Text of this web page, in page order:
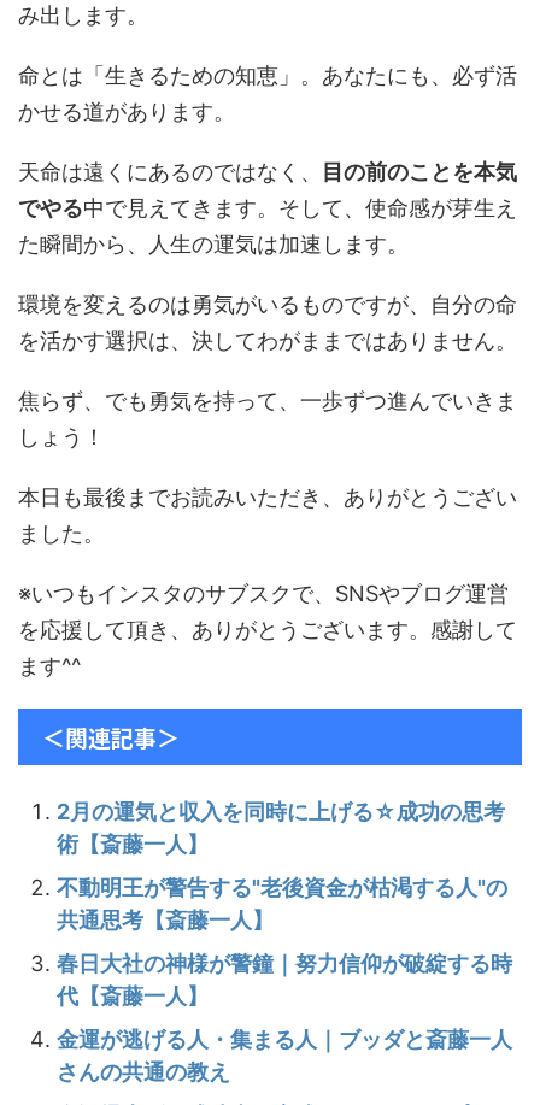
み出します。
命とは「生きるための知恵」。あなたにも、必ず活
かせる道があります。
天命は遠くにあるのではなく、
目の前のことを本気
でやる中で見えてきます。そして、使命感が芽生え
た瞬間から、人生の運気は加速します。
環境を変えるのは勇気がいるものですが、自分の命
を活かす選択は、決してわがままではありません。
焦らず、でも勇気を持って、一歩ずつ進んでいきま
しょう！
本日も最後までお読みいただき、ありがとうござい
ました。
※いつもインスタのサブスクで、SNSやブログ運営
を応援して頂き、ありがとうございます。感謝して
ます^^
＜関連記事＞
2月の運気と収入を同時に上げる☆成功の思考
術【斎藤一人】
不動明王が警告する"老後資金が枯渇する人"の
共通思考【斎藤一人】
春日大社の神様が警鐘｜努力信仰が破綻する時
代【斎藤一人】
金運が逃げる人・集まる人｜ブッダと斎藤一人
さんの共通の教え